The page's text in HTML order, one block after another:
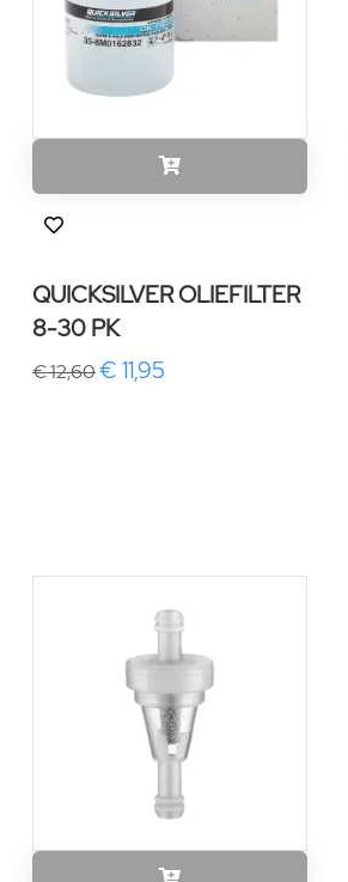
QUICKSILVER OLIEFILTER
8-30 PK
€ 12,60€ 11,95